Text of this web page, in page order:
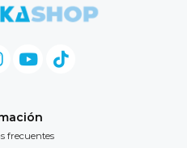
frecuentes